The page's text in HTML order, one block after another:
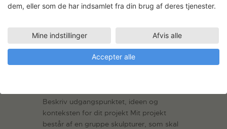
udført i stålplade, til opsætning af
stålplade-…Læs mere
LÆS MERE
Beskriv udgangspunktet, ideen og
konteksten for dit projekt Mit projekt
består af en gruppe skulpturer, som skal
dem, eller som de har indsamlet fra din brug af deres tjenester.
Mine indstillinger Afvis alle
Accepter alle